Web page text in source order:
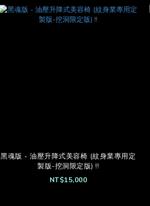
黑魂版 - 油壓升降式美容椅 (紋身業專用定
製版-挖洞限定版) !!
NT$15,000